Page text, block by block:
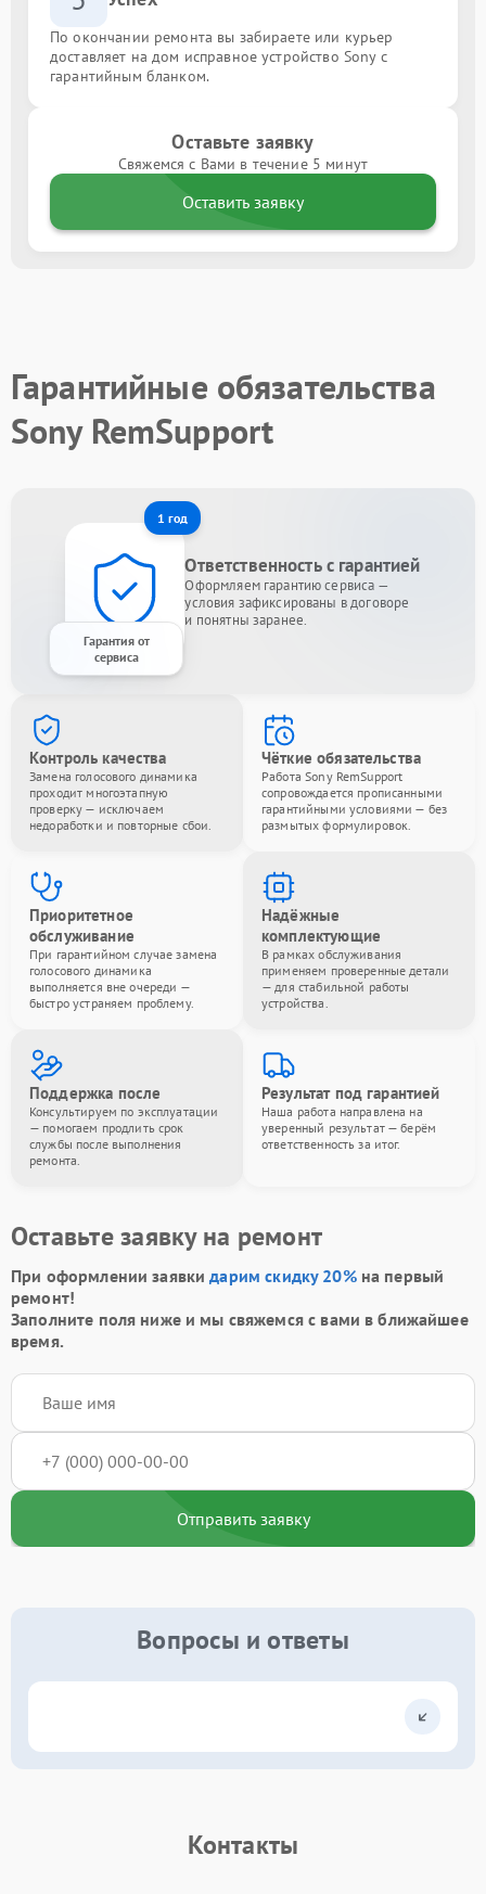
По окончании ремонта вы забираете или курьер
доставляет на дом исправное устройство Sony с
гарантийным бланком.
Оставьте заявку
Свяжемся с Вами в течение 5 минут
Оставить заявку
Гарантийные обязательства
Sony RemSupport
1 год
Гарантия от
сервиса
Ответственность с гарантией
Оформляем гарантию сервиса —
условия зафиксированы в договоре
и понятны заранее.
Контроль качества
Замена голосового динамика
проходит многоэтапную
проверку — исключаем
недоработки и повторные сбои.
Чёткие обязательства
Работа Sony RemSupport
сопровождается прописанными
гарантийными условиями — без
размытых формулировок.
Приоритетное
обслуживание
При гарантийном случае замена
голосового динамика
выполняется вне очереди —
быстро устраняем проблему.
Надёжные
комплектующие
В рамках обслуживания
применяем проверенные детали
— для стабильной работы
устройства.
Поддержка после
Консультируем по эксплуатации
— помогаем продлить срок
службы после выполнения
ремонта.
Результат под гарантией
Наша работа направлена на
уверенный результат — берём
ответственность за итог.
Оставьте заявку на ремонт
При оформлении заявкидарим скидку 20%на первый
ремонт!
Заполните поля ниже и мы свяжемся с вами в ближайшее
время.
Отправить заявку
Вопросы и ответы
Контакты